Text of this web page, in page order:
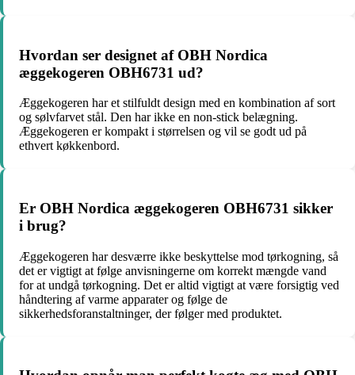
Hvordan ser designet af OBH Nordica
æggekogeren OBH6731 ud?
Æggekogeren har et stilfuldt design med en kombination af sort
og sølvfarvet stål. Den har ikke en non-stick belægning.
Æggekogeren er kompakt i størrelsen og vil se godt ud på
ethvert køkkenbord.
Er OBH Nordica æggekogeren OBH6731 sikker
i brug?
Æggekogeren har desværre ikke beskyttelse mod tørkogning, så
det er vigtigt at følge anvisningerne om korrekt mængde vand
for at undgå tørkogning. Det er altid vigtigt at være forsigtig ved
håndtering af varme apparater og følge de
sikkerhedsforanstaltninger, der følger med produktet.